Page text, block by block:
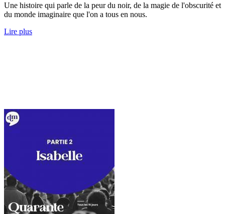
Une histoire qui parle de la peur du noir, de la magie de l'obscurité et
du monde imaginaire que l'on a tous en nous.
Lire plus